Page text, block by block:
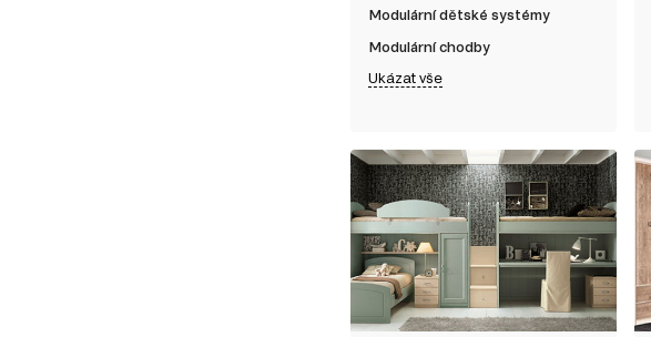
Modulární dětské systémy
Modulární chodby
Ukázat vše